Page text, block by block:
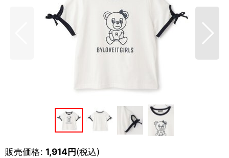
販売価格: 1,914円(税込)